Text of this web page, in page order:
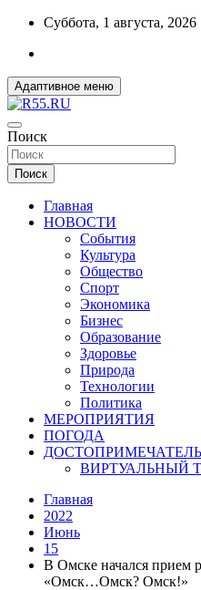
Перейти
содержимому
Суббота, 1 августа, 2026
Адаптивное меню
R55.RU
ДОБРЫЕ ВЕСТИ ИЗ ОМСКА
Поиск
Поиск
Главная
НОВОСТИ
События
Культура
Общество
Спорт
Экономика
Бизнес
Образование
Здоровье
Природа
Технологии
Политика
МЕРОПРИЯТИЯ
ПОГОДА
ВИРТУАЛЬНЫЙ
Главная
2022
Июнь
15
В Омске начался прием
«Омск…Омск? Омск!»